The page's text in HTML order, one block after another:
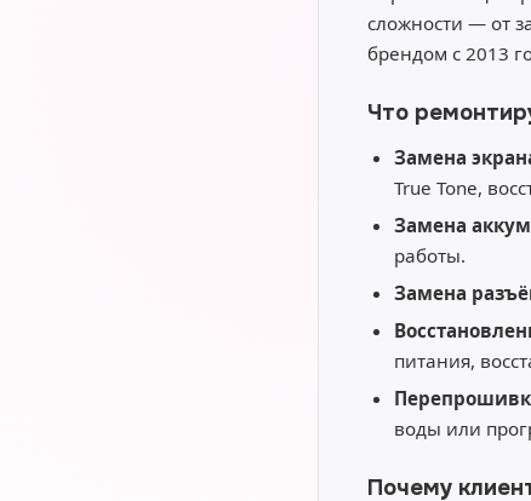
сложности — от
брендом с 2013
Что
Замена
True Tone,
Замена
работы.
Замена
питания,
воды или
Почему